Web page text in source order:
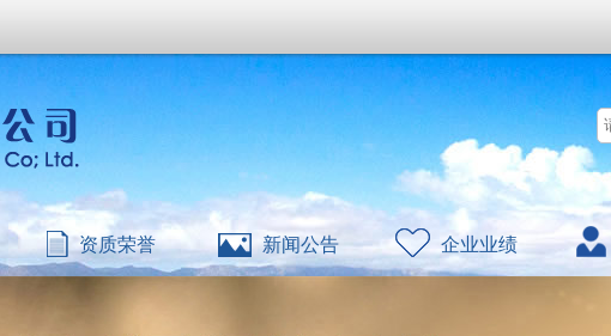
资质荣誉 新闻公告 企业业绩